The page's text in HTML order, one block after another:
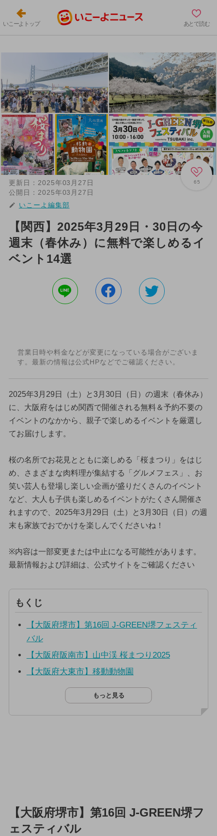
いこーよトップ あとで読む
65
更新日： 2025年03月27日
公開日： 2025年03月27日
いこーよ編集部
【関西】2025年3月29日・30日の今
週末（春休み）に無料で楽しめるイ
ベント14選
営業日時や料金などが変更になっている場合がございま
す。最新の情報は公式HPなどでご確認ください。
2025年3月29日（土）と3月30日（日）の週末（春休み）
に、大阪府をはじめ関西で開催される無料＆予約不要の
イベントのなかから、親子で楽しめるイベントを厳選し
てお届けします。
桜の名所でお花見とともに楽しめる「桜まつり」をはじ
め、さまざまな肉料理が集結する「グルメフェス」、お
笑い芸人も登場し楽しい企画が盛りだくさんのイベント
など、大人も子供も楽しめるイベントがたくさん開催さ
れますので、2025年3月29日（土）と3月30日（日）の週
末も家族でおでかけを楽しんでくださいね！
※内容は一部変更または中止になる可能性があります。
最新情報および詳細は、公式サイトをご確認ください
もくじ
【大阪府堺市】第16回 J-GREEN堺フェスティ
バル
【大阪府阪南市】山中渓 桜まつり2025
【大阪府大東市】移動動物園
もっと見る
【大阪府堺市】第16回 J-GREEN堺フ
ェスティバル